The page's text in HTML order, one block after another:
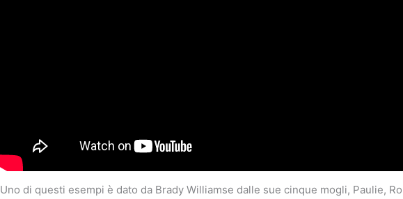
Uno di questi esempi è dato da Brady Williamse dalle sue cinque mogli, Paulie,